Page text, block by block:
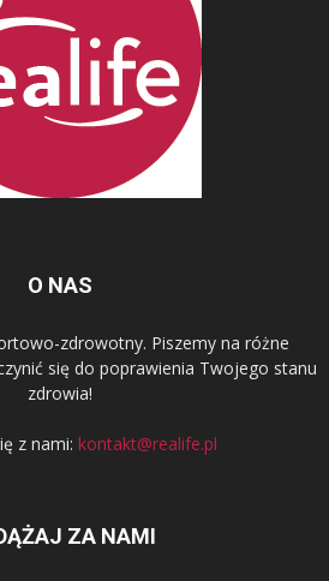
O NAS
zdrowotny. Piszemy na różne
się do poprawienia Twojego stanu
zdrowia!
z nami: kontakt@realife.pl
ZA NAMI